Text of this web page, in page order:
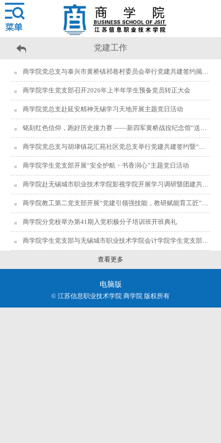
党建工作
商学院党总支与泰兴市黄桥镇祁巷村委员会举行党建共建签约揭牌仪式
商学院学生党支部召开2026年上半年学生预备党员转正大会
商学院党总支赴延安精神无锡学习天地开展主题党日活动
铭刻红色信仰，跑好历史接力赛 ——新四军黄桥战役纪念馆“送展、送课”走进江苏信息职业技术学院
商学院党总支与胡埭镇花汇苑社区党总支举行党建共建签约暨“蒲公英·青银之约”项目启动仪式
商学院学生党支部开展“安全护航・书香润心”主题党日活动
商学院赴无锡城市职业技术学院影视学院开展学习调研暨团建共建活动
商学院教工第二党支部开展“党建引领强技能，教研赋能育工匠”主题党日活动
商学院分党校举办第41期入党积极分子培训班开班典礼
商学院学生党支部与无锡城市职业技术学院会计学院学生党支部联合开展“党团队员手拉手，红心向党暖桑榆”学雷锋主题党日活动
查看更多
电脑版
© 江苏信息职业技术学院 商学院 版权所有